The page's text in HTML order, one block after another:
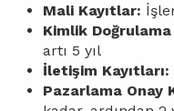
Mali Kayıtlar:
Kimlik
artı 5 yıl
İletişim Kayıtları:
Pazarlama Onay